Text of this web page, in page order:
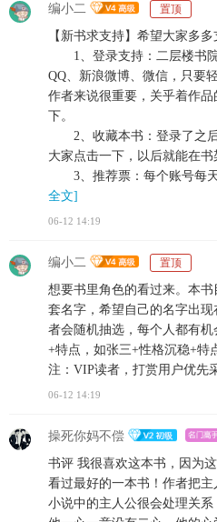
编小二 置顶
【新书求支持】希望大家多
1、登录支持：二层楼书院
QQ、新浪微博、微信，只要
作者来说很重要，关乎着作
下。
2、收藏本书：登录了之后
大家点击一下，以后就能在书
3、推荐票：每个账号每天
全文]
06-12 14:19
编小二 置顶
想要书里角色的看过来。本
套名字，希望自己的名字出
者会随机抽选，每个人都有
+特点，如张三+性格沉稳+特
注：VIP读者，打赏用户优先
06-12 14:19
操死你妈不偿
书评 我很喜欢这本书，因为
看过最好的一本书！作者把主
小说中的主人公很会处理关